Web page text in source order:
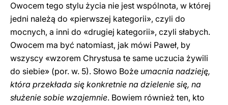
Owocem tego stylu życia nie jest wspólnota, w której
jedni należą do «pierwszej kategorii», czyli do
mocnych, a inni do «drugiej kategorii», czyli słabych.
Owocem ma być natomiast, jak mówi Paweł, by
wszyscy «wzorem Chrystusa te same uczucia żywili
do siebie» (por. w. 5). Słowo Boże umacnia nadzieję,
która przekłada się konkretnie na dzielenie się, na
służenie sobie wzajemnie. Bowiem również ten, kto